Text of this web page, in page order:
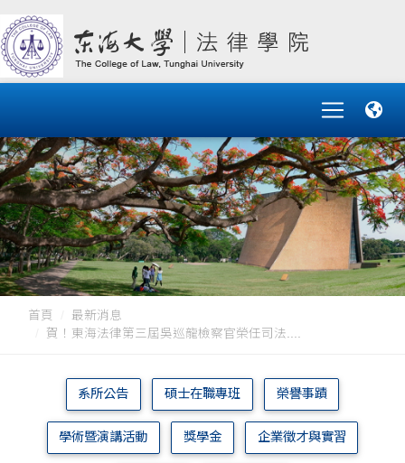
首頁
最新消息
賀！東海法律第三屆吳巡龍檢察官榮任司法....
系所公告 碩士在職專班 榮譽事蹟
學術暨演講活動 獎學金 企業徵才與實習